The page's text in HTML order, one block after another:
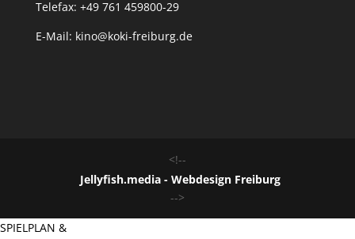
Telefax: +49 761 459800-29
E-Mail: kino@koki-freiburg.de
<!--
Jellyfish.media - Webdesign Freiburg
-->
SPIELPLAN &